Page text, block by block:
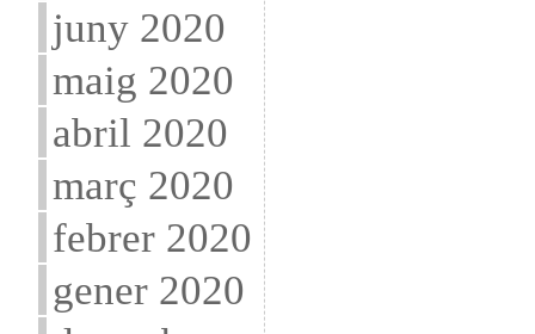
juny 2020
maig 2020
abril 2020
març 2020
febrer 2020
gener 2020